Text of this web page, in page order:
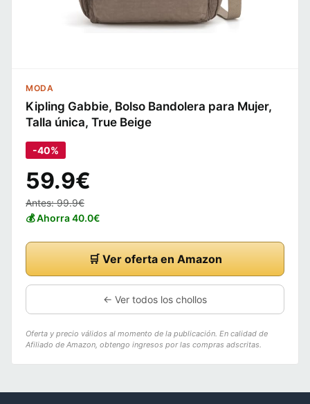
MODA
Kipling Gabbie, Bolso Bandolera para Mujer,
Talla única, True Beige
-40%
59.9€
Antes: 99.9€
💰 Ahorra 40.0€
🛒 Ver oferta en Amazon
← Ver todos los chollos
Oferta y precio válidos al momento de la publicación. En calidad de
Afiliado de Amazon, obtengo ingresos por las compras adscritas.